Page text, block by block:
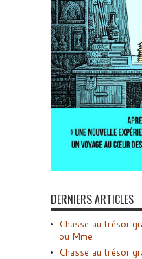
DERNIERS ARTICLES
Chasse au trésor
ou Mme
Chasse au trésor